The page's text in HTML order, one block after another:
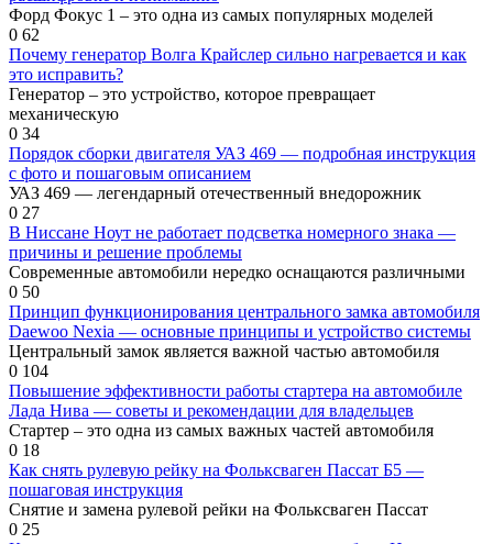
Форд Фокус 1 – это одна из самых популярных моделей
0 62
Почему генератор Волга Крайслер сильно нагревается и как
это исправить?
Генератор – это устройство, которое превращает
механическую
0 34
Порядок сборки двигателя УАЗ 469 — подробная инструкция
с фото и пошаговым описанием
УАЗ 469 — легендарный отечественный внедорожник
0 27
В Ниссане Ноут не работает подсветка номерного знака —
причины и решение проблемы
Современные автомобили нередко оснащаются различными
0 50
Принцип функционирования центрального замка автомобиля
Daewoo Nexia — основные принципы и устройство системы
Центральный замок является важной частью автомобиля
0 104
Повышение эффективности работы стартера на автомобиле
Лада Нива — советы и рекомендации для владельцев
Стартер – это одна из самых важных частей автомобиля
0 18
Как снять рулевую рейку на Фольксваген Пассат Б5 —
пошаговая инструкция
Снятие и замена рулевой рейки на Фольксваген Пассат
0 25